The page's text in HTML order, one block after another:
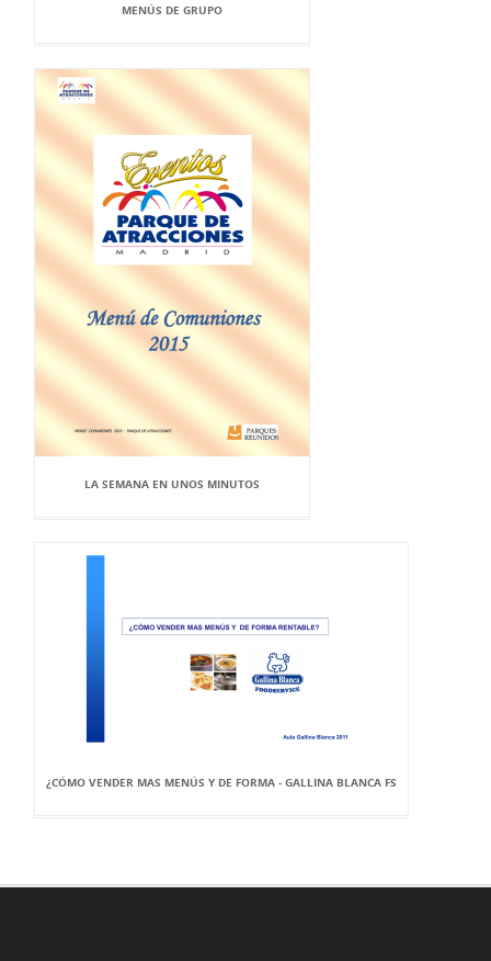
MENÚS DE GRUPO
LA SEMANA EN UNOS MINUTOS
¿CÓMO VENDER MAS MENÚS Y DE FORMA - GALLINA BLANCA FS